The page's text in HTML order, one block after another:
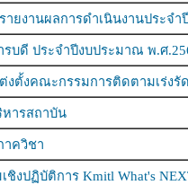
ายงานผลการดำเนินงานประจ
บดี ประจำปีงบประมาณ พ.ศ
งตั้งคณะกรรมการติดตามเร่ง
ารสถาบัน
ควิชา
ชิงปฏิบัติการ Kmitl What's